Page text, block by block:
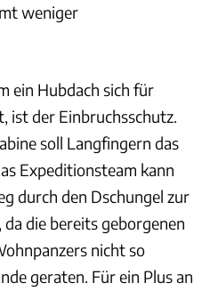
weniger
ein Hubdach sich für
ist der Einbruchsschutz.
soll Langfingern das
Expeditionsteam kann
durch den Dschungel zur
die bereits geborgenen
nicht so
geraten. Für ein Plus an